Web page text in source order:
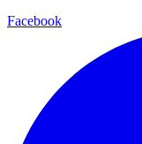
Facebook